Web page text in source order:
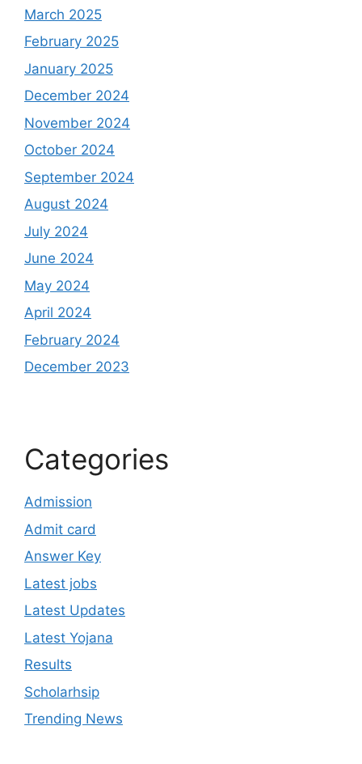
March 2025
February 2025
January 2025
December 2024
November 2024
October 2024
September 2024
August 2024
July 2024
June 2024
May 2024
April 2024
February 2024
December 2023
Categories
Admission
Admit card
Answer Key
Latest jobs
Latest Updates
Latest Yojana
Results
Scholarhsip
Trending News